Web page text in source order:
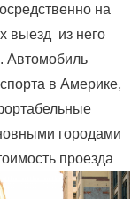
на
выезд из него
Автомобиль
в Америке,
городами
проезда